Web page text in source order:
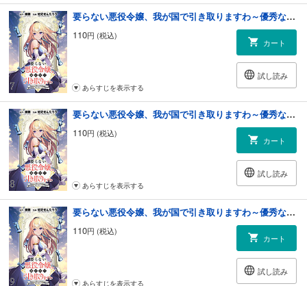
要らない悪役令嬢、我が国で引き取りますわ～優秀なご令嬢方を追放だなんて愚かな真似、国を滅ぼしましてよ？～ 【連載版】７
110円 (税込)
カート
試し読み
あらすじを表示する
要らない悪役令嬢、我が国で引き取りますわ～優秀なご令嬢方を追放だなんて愚かな真似、国を滅ぼしましてよ？～ 【連載版】８
110円 (税込)
カート
試し読み
あらすじを表示する
要らない悪役令嬢、我が国で引き取りますわ～優秀なご令嬢方を追放だなんて愚かな真似、国を滅ぼしましてよ？～ 【連載版】９
110円 (税込)
カート
試し読み
あらすじを表示する